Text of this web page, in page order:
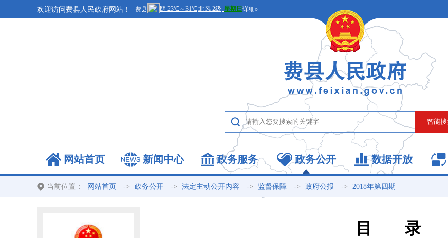
欢迎访问费县人民政府网站！
网站首页 新闻中心 政务服务 政务公开 数据开放
当前位置： 网站首页 -> 政务公开 -> 法定主动公开内容 -> 监督保障 -> 政府公报 -> 2018年第四期
目 录